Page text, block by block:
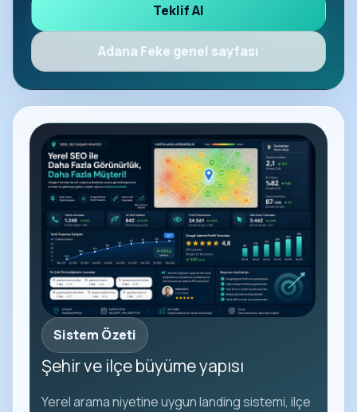
Teklif Al
Adana Feke genel sayfası
Sistem Özeti
Şehir ve ilçe büyüme yapısı
Yerel arama niyetine uygun landing sistemi, ilçe